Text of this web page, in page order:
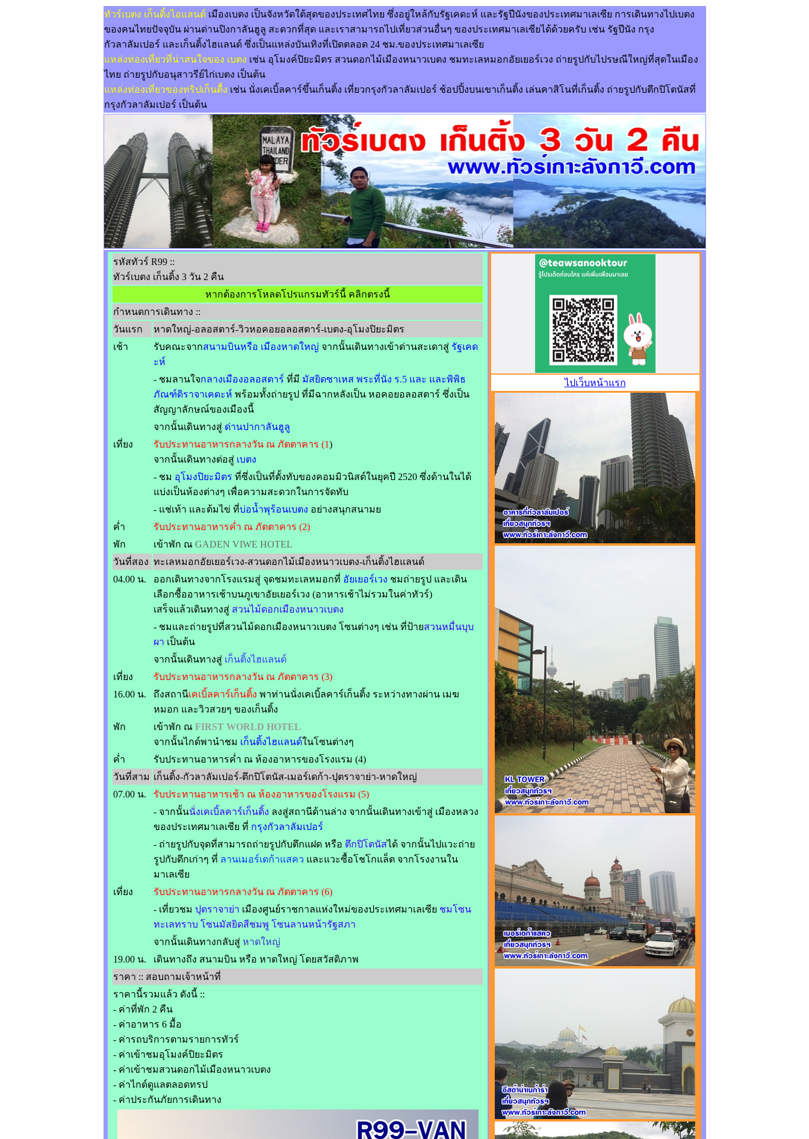
ทัวร์เบตง เก็นติ้งไอแลนด์ เมืองเบตง เป็นจังหวัดใต้สุดของประเทศไทย ซึ่งอยู่ใหล้กับรัฐเคดะห์ และรัฐปีนังของประเทศมาเลเซีย การเดินทางไปเบตง
ของคนไทยปัจจุบัน ผ่านด่านปิงกาลันฮูลู สะดวกที่สุด และเราสามารถไปเที่ยวส่วนอื่นๆ ของประเทศมาเลเซียได้ด้วยครับ เช่น รัฐปีนัง กรุง
กัวลาลัมเปอร์ และเก็นติ้งไฮแลนด์ ซึ่งเป็นแหล่งบันเทิงที่เปิดตลอด 24 ชม.ของประเทศมาเลเซีย
แหล่งท่องเที่ยวที่น่าสนใจของ เบตง เช่น อุโมงค์ปิยะมิตร สวนดอกไม้เมืองหนาวเบตง ชมทะเลหมอกอัยเยอร์เวง ถ่ายรูปกับไปรษณีใหญ่ที่สุดในเมือง
ไทย ถ่ายรูปกับอนุสาวรีย์ไก่เบตง เป็นต้น
แหล่งท่องเที่ยวของทริปเก็นตื้ง เช่น นั่งเคเบิ้ลคาร์ขึ้นเก็นติ้ง เที่ยวกรุงกัวลาลัมเปอร์ ช้อปปิ้งบนเขาเก็นติ้ง เล่นคาสิโนที่เก็นติ้ง ถ่ายรูปกับตึกปิโตนัสที่
กรุงกัวลาลัมเปอร์ เป็นต้น
รหัสทัวร์ R99 ::
ทัวร์เบตง เก็นติ้ง 3 วัน 2 คืน
หากต้องการโหลดโปรแกรมทัวร์นี้ คลิกตรงนี้
กำหนดการเดินทาง ::
วันแรก
หาดใหญ่-อลอสตาร์-วิวหอคอยอลอสตาร์-เบตง-อุโมงปิยะมิตร
เช้า
รับคณะจากสนามบินหรือ เมืองหาดใหญ่ จากนั้นเดินทางเข้าด่านสะเดาสู่ รัฐเคด
ะห์
- ชมลานใจกลางเมืองอลอสตาร์ ที่มี มัสยิดซาเหส พระที่นัง ร.5 และ และพิพิธ
ภัณฑ์ดิราจาเคดะห์ พร้อมทั้งถ่ายรูป ที่มีฉากหลังเป็น หอคอยอลอสตาร์ ซึ่งเป็น
สัญญาลักษณ์ของเมืองนี้
จากนั้นเดินทางสู่ ด่านปากาลันฮูลู
เที่ยง
รับประทานอาหารกลางวัน ณ ภัตตาคาร (1)
จากนั้นเดินทางต่อสู่ เบตง
- ชม อุโมงปิยะมิตร ที่ซึ่งเป็นที่ตั้งทับของคอมมิวนิสต์ในยุคปี 2520 ซึ่งด้านในได้
แบ่งเป็นห้องต่างๆ เพื่อความสะดวกในการจัดทับ
- แช่เท้า และต้มไข่ ที่บ่อน้ำพุร้อนเบตง อย่างสนุกสนามย
ค่ำ
รับประทานอาหารค่ำ ณ ภัตตาคาร (2)
พัก
เข้าพัก ณ GADEN VIWE HOTEL
วันที่สอง ทะเลหมอกอัยเยอร์เวง-สวนดอกไม้เมืองหนาวเบตง-เก็นติ้งไฮแลนด์
04.00 น.
ออกเดินทางจากโรงแรมสู่ จุดชมทะเลหมอกที่ อัยเยอร์เวง ชมถ่ายรูป และเดิน
เลือกซื้ออาหารเช้าบนภูเขาอัยเยอร์เวง (อาหารเช้าไม่รวมในค่าทัวร์)
เสร็จแล้วเดินทางสู่ สวนไม้ดอกเมืองหนาวเบตง
- ชมและถ่ายรูปที่สวนไม้ดอกเมืองหนาวเบตง โซนต่างๆ เช่น ที่ป้ายสวนหมื่นบุบ
ผา เป็นต้น
จากนั้นเดินทางสู่ เก็นติ้งไฮแลนด์
เที่ยง
รับประทานอาหารกลางวัน ณ ภัตตาคาร (3)
16.00 น.
ถึงสถานีเคเบิ้ลคาร์เก็นติ้ง พาท่านนั่งเคเบิ้ลคาร์เก็นติ้ง ระหว่างทางผ่าน เมฆ
หมอก และวิวสวยๆ ของเก็นติ้ง
พัก
เข้าพัก ณ FIRST WORLD HOTEL
จากนั้นไกด์พานำชม เก็นติ้งไฮแลนด์ในโซนต่างๆ
ค่ำ
รับประทานอาหารค่ำ ณ ห้องอาหารของโรงแรม (4)
วันที่สาม เก็นติ้ง-กัวลาลัมเปอร์-ตึกปิโตนัส-เมอร์เดก้า-ปุตราจาย่า-หาดใหญ่
07.00 น.
รับประทานอาหารเช้า ณ ห้องอาหารของโรงแรม (5)
- จากนั้นนั่งเคเบิ้ลคาร์เก็นติ้ง ลงสู่สถานีด้านล่าง จากนั้นเดินทางเข้าสู่ เมืองหลวง
ของประเทศมาเลเซีย ที่ กรุงกัวลาลัมเปอร์
- ถ่ายรูปกับจุดที่สามารถถ่ายรูปกับตึกแฝด หรือ ตึกปิโตนัสได้ จากนั้นไปแวะถ่าย
รูปกับตึกเก่าๆ ที่ ลานเมอร์เดก้าแสคว และแวะซื้อโชโกแล็ต จากโรงงานใน
มาเลเซีย
เที่ยง
รับประทานอาหารกลางวัน ณ ภัตตาคาร (6)
- เที่ยวชม ปุตราจาย่า เมืองศูนย์ราชกาลแห่งใหม่ของประเทศมาเลเซีย ชมโซน
ทะเลทราบ โซนมัสยิดสีชมพู โซนลานหน้ารัฐสภา
จากนั้นเดินทางกลับสู่ หาดใหญ่
19.00 น.
เดินทางถึง สนามบิน หรือ หาดใหญ่ โดยสวัสดิภาพ
ราคา :: สอบถามเจ้าหน้าที่
ราคานี้รวมแล้ว ดังนี้ ::
- ค่าที่พัก 2 คืน
- ค่าอาหาร 6 มื้อ
- ค่ารถบริการตามรายการทัวร์
- ค่าเข้าชมอุโมงค์ปิยะมิตร
- ค่าเข้าชมสวนดอกไม้เมืองหนาวเบตง
- ค่าไกด์ดูแลตลอดทรป
- ค่าประกันภัยการเดินทาง
ไปเว็บหน้าแรก